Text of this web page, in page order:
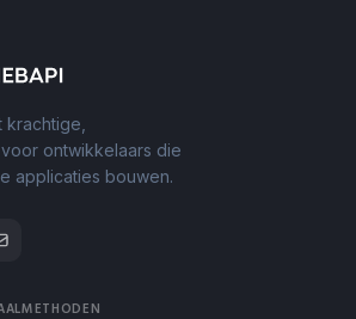
ontwikkelaars die
applicaties bouwen.